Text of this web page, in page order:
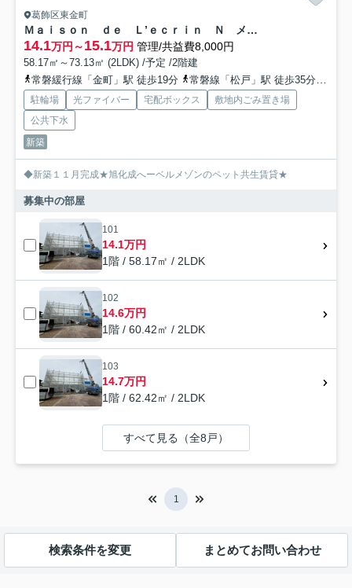
葛飾区東金町
Ｍａｉｓｏｎ ｄｅ Ｌ’ｅｃｒｉｎ Ｎ メゾンドレカンエヌ
14.1万円～15.1万円 管理/共益費8,000円
58.17㎡～73.13㎡ (2LDK) /予定 /2階建
常磐緩行線「金町」駅 徒歩19分
常磐線「松戸」駅 徒歩35分
駐輪場 光ファイバー 宅配ボックス
敷地内ごみ置き場
公共下水
新築
◆新築１１月完成★旭化成へーベルメゾンのペット共生賃貸★
募集中の部屋
101
14.1万円
1階 / 58.17㎡ / 2LDK
102
14.6万円
1階 / 60.42㎡ / 2LDK
103
14.7万円
1階 / 62.42㎡ / 2LDK
すべて見る（全8戸）
1
検索条件を変更 まとめてお問い合わせ